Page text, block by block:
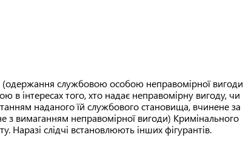
(одержання службовою особою неправомірної вигоди
інтересах того, хто надає неправомірну вигоду, чи
наданого їй службового становища, вчинене за
вимаганням неправомірної вигоди) Кримінального
Наразі слідчі встановлюють інших фігурантів.